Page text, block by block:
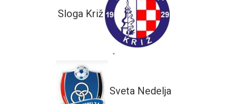
Sloga Križ
-
Sveta Nedelja